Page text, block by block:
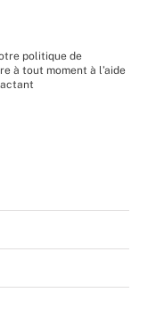
politique de
à tout moment à l’aide